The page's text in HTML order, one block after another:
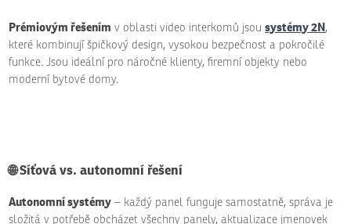
Prémiovým řešením v oblasti video interkomů jsousystémy 2N,
které kombinují špičkový design, vysokou bezpečnost a pokročilé
funkce. Jsou ideální pro náročné klienty, firemní objekty nebo
moderní bytové domy.
🌐 Síťová vs. autonomní řešení
Autonomní systémy – každý panel funguje samostatně, správa je
složitá v potřebě obcházet všechny panely, aktualizace jmenovek